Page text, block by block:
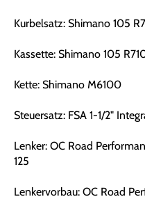
Kurbelsatz: Shimano 105
Kassette: Shimano 105
Kette: Shimano M6100
Steuersatz: FSA 1-1/2"
Lenker: OC Road
125
Lenkervorbau: OC Road